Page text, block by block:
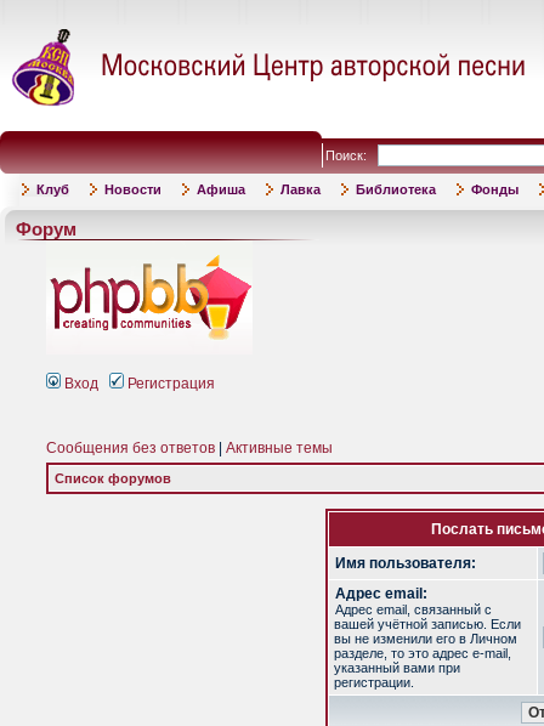
Поиск:
Клуб Новости Афиша Лавка Библиотека Фонды
Форум
Вход Регистрация
Сообщения без ответов Активные темы
Список форумов
Послать
Имя пользователя:
Адрес email:
Адрес email, связанный с
вашей учётной записью. Если
вы не изменили его в Личном
разделе, то это адрес e-mail,
указанный вами при
регистрации.